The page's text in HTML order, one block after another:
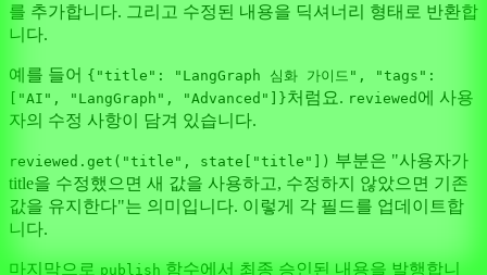
를 추가합니다. 그리고 수정된 내용을 딕셔너리 형태로 반환합
니다.
예를 들어 {"title": "LangGraph 심화 가이드", "tags":
["AI", "LangGraph", "Advanced"]}처럼요. reviewed 에 사용
자의 수정 사항이 담겨 있습니다.
reviewed.get("title", state["title"]) 부분은 "사용자가
title을 수정했으면 새 값을 사용하고, 수정하지 않았으면 기존
값을 유지한다"는 의미입니다. 이렇게 각 필드를 업데이트합
니다.
마지막으로 publish 함수에서 최종 승인된 내용을 발행합니